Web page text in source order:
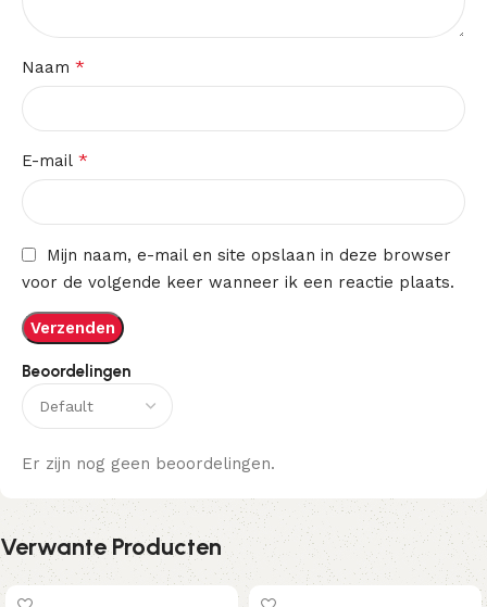
Beoordelingen
Er zijn nog geen beoordelingen.
Naam *
E-mail *
Mijn naam, e-mail en site opslaan in deze browser
voor de volgende keer wanneer ik een reactie plaats.
Verwante Producten